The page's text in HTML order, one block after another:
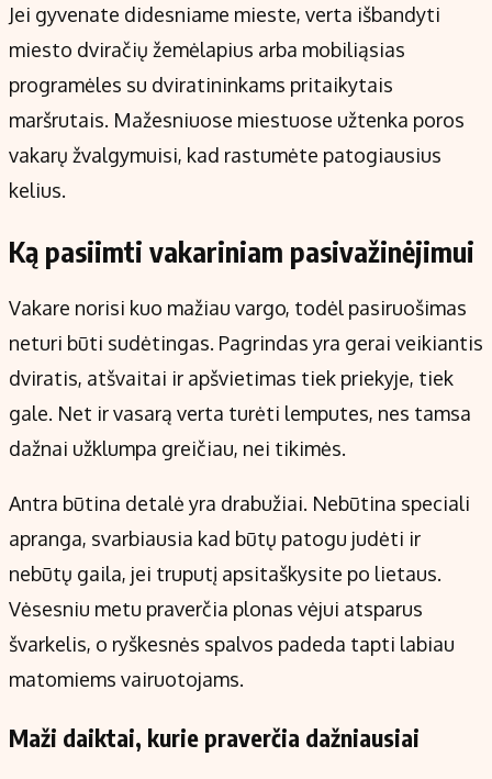
Jei gyvenate didesniame mieste, verta išbandyti
miesto dviračių žemėlapius arba mobiliąsias
programėles su dviratininkams pritaikytais
maršrutais. Mažesniuose miestuose užtenka poros
vakarų žvalgymuisi, kad rastumėte patogiausius
kelius.
Ką pasiimti vakariniam pasivažinėjimui
Vakare norisi kuo mažiau vargo, todėl pasiruošimas
neturi būti sudėtingas. Pagrindas yra gerai veikiantis
dviratis, atšvaitai ir apšvietimas tiek priekyje, tiek
gale. Net ir vasarą verta turėti lemputes, nes tamsa
dažnai užklumpa greičiau, nei tikimės.
Antra būtina detalė yra drabužiai. Nebūtina speciali
apranga, svarbiausia kad būtų patogu judėti ir
nebūtų gaila, jei truputį apsitaškysite po lietaus.
Vėsesniu metu praverčia plonas vėjui atsparus
švarkelis, o ryškesnės spalvos padeda tapti labiau
matomiems vairuotojams.
Maži daiktai, kurie praverčia dažniausiai